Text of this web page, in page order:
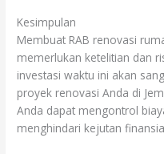
Kesimpulan
Membuat RAB renovasi
memerlukan ketelitian dan
investasi waktu ini akan
proyek renovasi Anda di
Anda dapat mengontrol
menghindari kejutan